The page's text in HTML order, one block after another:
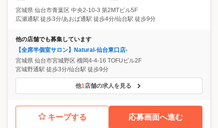
宮城県 仙台市青葉区 中央2-10-3 第2MTビル5F
広瀬通駅 徒歩3分/あおば通駅 徒歩4分/仙台駅 徒歩9分
他の店舗でも募集しています
【全席半個室サロン】Natural-仙台東口店-
宮城県 仙台市宮城野区 榴岡4-4-16 TOFUビル2F
宮城野通駅 徒歩3分/仙台駅 徒歩9分
他1店舗の求人を見る
キープする 応募画面へ進む